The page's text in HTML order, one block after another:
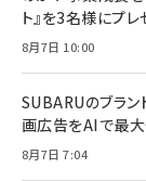
ト』を3名様にプレ
8月7日 10:00
SUBARUのブラン
画広告をAIで最大
8月7日 7:04